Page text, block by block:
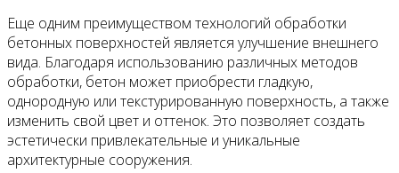
Еще одним преимуществом технологий обработки
бетонных поверхностей является улучшение внешнего
вида. Благодаря использованию различных методов
обработки, бетон может приобрести гладкую,
однородную или текстурированную поверхность, а также
изменить свой цвет и оттенок. Это позволяет создать
эстетически привлекательные и уникальные
архитектурные сооружения.